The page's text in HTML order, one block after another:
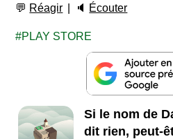
💬 Réagir 🔈 Écouter
PLAY STORE
Si le nom de
dit rien, peut-